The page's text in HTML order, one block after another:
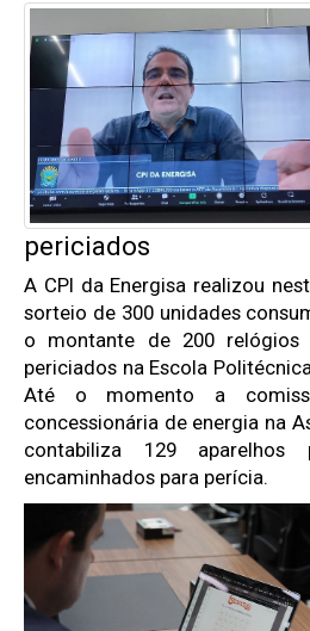
periciados
A CPI da Energisa realizou
sorteio de 300 unidades
o montante de 200 relógios
periciados na Escola
Até o momento a
concessionária de energia na
contabiliza 129 aparelhos
encaminhados para perícia.